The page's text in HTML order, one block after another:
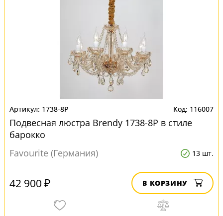
1738-8P 116007
Подвесная люстра Brendy 1738-8P в стиле
барокко
Favourite (Германия)
13 шт.
42 900 ₽ В КОРЗИНУ